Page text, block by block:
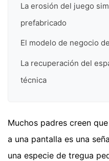
La erosión del juego
prefabricado
El modelo de negocio
La recuperación del
técnica
Muchos padres creen
a una pantalla es una
una especie de tregua